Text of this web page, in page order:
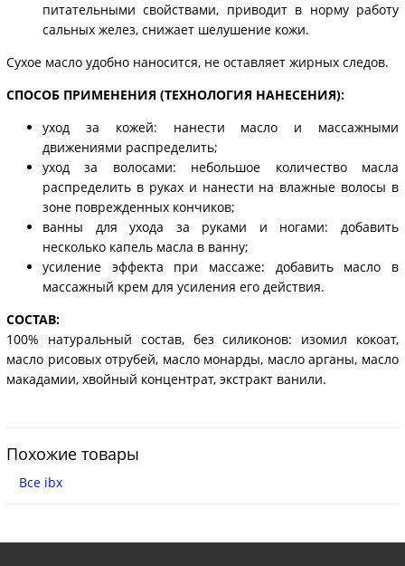
питательными свойствами, приводит в норму работу
сальных желез, снижает шелушение кожи.
Сухое масло удобно наносится, не оставляет жирных следов.
СПОСОБ ПРИМЕНЕНИЯ (ТЕХНОЛОГИЯ НАНЕСЕНИЯ):
уход за кожей: нанести масло и массажными
движениями распределить;
уход за волосами: небольшое количество масла
распределить в руках и нанести на влажные волосы в
зоне поврежденных кончиков;
ванны для ухода за руками и ногами: добавить
несколько капель масла в ванну;
усиление эффекта при массаже: добавить масло в
массажный крем для усиления его действия.
СОСТАВ:
100% натуральный состав, без силиконов: изомил кокоат,
масло рисовых отрубей, масло монарды, масло арганы, масло
макадамии, хвойный концентрат, экстракт ванили.
Похожие товары
Все ibx